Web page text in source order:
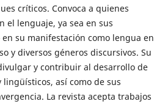
críticos. Convoca a quienes
el lenguaje, ya sea en sus
su manifestación como lengua en
y diversos géneros discursivos. Su
y contribuir al desarrollo de
así como de sus
La revista acepta trabajos